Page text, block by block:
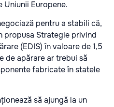
Uniunii Europene.
pentru a stabili că,
propusa Strategie privind
(EDIS) în valoare de 1,5
de apărare ar trebui să
fabricate în statele
să ajungă la un